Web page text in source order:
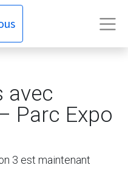
avec
Parc Expo
3 est maintenant